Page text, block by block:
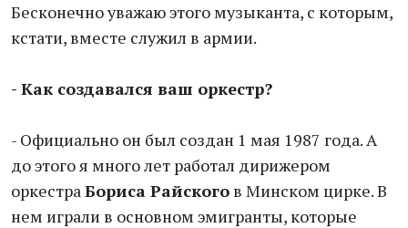
Бесконечно уважаю этого музыканта, с которым,
кстати, вместе служил в армии.
- Как создавался ваш оркестр?
- Официально он был создан 1 мая 1987 года. А
до этого я много лет работал дирижером
оркестраБориса Райского в Минском цирке. В
нем играли в основном эмигранты, которые